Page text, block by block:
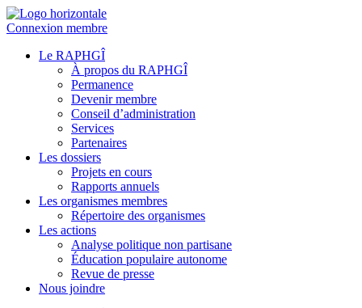
Connexion membre
Le RAPHGÎ
À propos du RAPHGÎ
Permanence
Devenir membre
Conseil d’administration
Services
Partenaires
Les dossiers
Projets en cours
Rapports annuels
Les organismes membres
Répertoire des organismes
Les actions
Analyse politique non partisane
Éducation populaire autonome
Revue de presse
Nous joindre